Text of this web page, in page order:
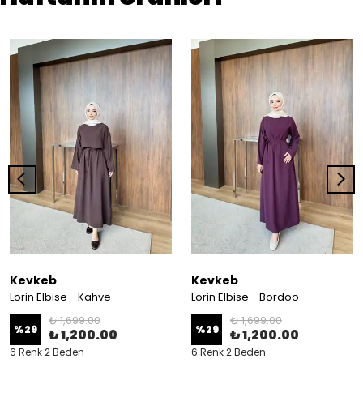
Kevkeb
Lorin Elbise - Kahve
%29
₺ 1,699.00
₺ 1,200.00
6 Renk 2 Beden
Kevkeb
Lorin Elbise - Bordoo
%29
₺ 1,699.00
₺ 1,200.00
6 Renk 2 Beden